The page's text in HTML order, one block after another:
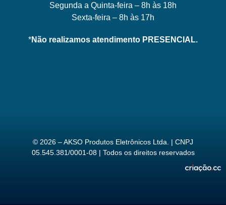
Segunda a Quinta-feira – 8h às 18h
Sexta-feira – 8h às 17h
*Não realizamos atendimento PRESENCIAL.
© 2026 – AKSO Produtos Eletrônicos Ltda. | CNPJ
05.545.381/0001-08 | Todos os direitos reservados